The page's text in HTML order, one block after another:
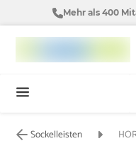
Mehr als 400
Sockelleisten